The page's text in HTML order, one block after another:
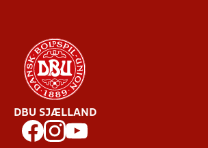
DBU SJÆLLAND